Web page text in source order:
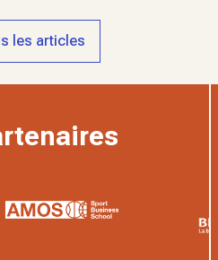
les articles